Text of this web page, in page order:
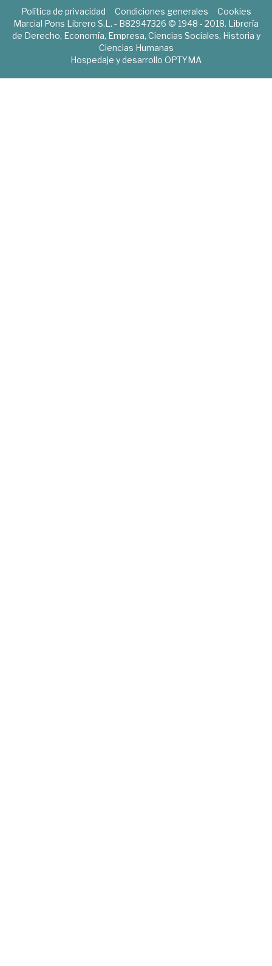
Política de privacidad Condiciones generales
Cookies
Marcial Pons Librero S.L. - B82947326 © 1948 - 2018. Librería
de Derecho, Economía, Empresa, Ciencias Sociales, Historia y
Ciencias Humanas
Hospedaje y desarrollo OPTYMA